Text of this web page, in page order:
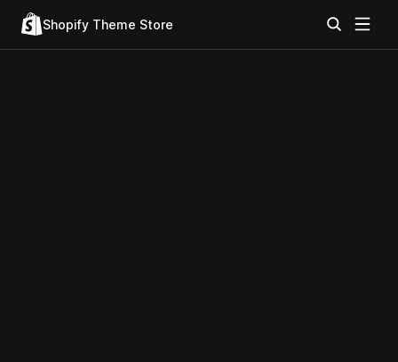
Shopify Theme Store